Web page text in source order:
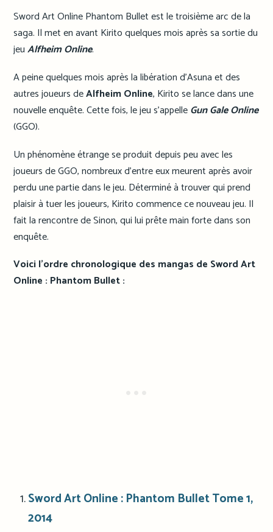
Sword Art Online Phantom Bullet est le troisième arc de la
saga. Il met en avant Kirito quelques mois après sa sortie du
jeuAlfheim Online.
A peine quelques mois après la libération d’Asuna et des
autres joueurs deAlfheim Online, Kirito se lance dans une
nouvelle enquête. Cette fois, le jeu s’appelleGun Gale Online
(GGO).
Un phénomène étrange se produit depuis peu avec les
joueurs de GGO, nombreux d’entre eux meurent après avoir
perdu une partie dans le jeu. Déterminé à trouver qui prend
plaisir à tuer les joueurs, Kirito commence ce nouveau jeu. Il
fait la rencontre de Sinon, qui lui prête main forte dans son
enquête.
Voici l’ordre chronologique des mangas de Sword Art
Online : Phantom Bullet :
Sword Art Online : Phantom Bullet Tome 1,
2014